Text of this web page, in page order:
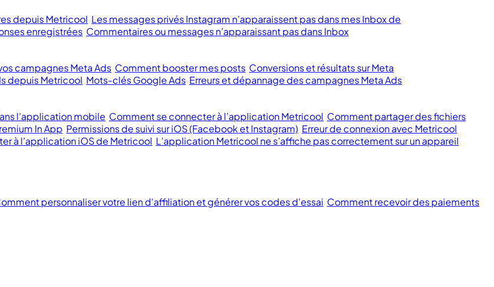
depuis Metricool Les messages privés Instagram n’apparaissent pas dans mes Inbox de
enregistrées Commentaires ou messages n’apparaissant pas dans Inbox
campagnes Meta Ads Comment booster mes posts Conversions et résultats sur Meta
depuis Metricool Mots-clés Google Ads Erreurs et dépannage des campagnes Meta Ads
l’application mobile Comment se connecter à l’application Metricool Comment partager des fichiers
In App Permissions de suivi sur iOS (Facebook et Instagram) Erreur de connexion avec Metricool
à l’application iOS de Metricool L’application Metricool ne s’affiche pas correctement sur un appareil
personnaliser votre lien d'affiliation et générer vos codes d'essai Comment recevoir des paiements